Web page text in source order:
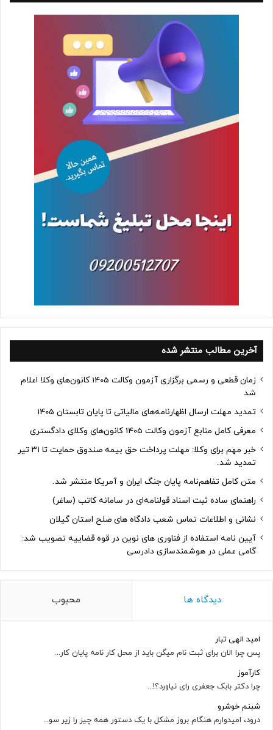
آخرین مطالب منتشر شده
زمان قطعی و رسمی برگزاری آزمون وکالت 1405 کانون‌های وکلا اعلام
شد
تمدید مهلت ارسال اظهارنامه‌های مالیاتی تا پایان تابستان 1405
معرفی کامل منابع آزمون وکالت 1405 کانون‌های وکلای دادگستری
خبر مهم برای وکلا: مهلت پرداخت حق بیمه صندوق حمایت تا ۳۱ تیر
تمدید شد.
متن کامل تفاهم‌نامه پایان جنگ ایران و آمریکا منتشر شد.
راهنمای ساده ثبت اسناد قولنامه‌ای در سامانه کاتب (ساغر)
نشانی و اطلاعات تماس شعب دادگاه های صلح استان گیلان
آیین نامه استفاده از فناوری های نوین در قوه قضاییه تصویب شد:
گامی عملی در هوشمندسازی دادرسی
دیدگاه ها محبوب
امید الهی تبار
پس چرا الان برای ثبت نام میگن باید از محل کار نامه پایان کار...
کارآموز
چرا دکتر بابک جعفری رای نیاورد؟!...
شبنم خوشرو
درود، امیدوارم هنگام بروز مشکل با یک دستور همه چیز را زیر سو...